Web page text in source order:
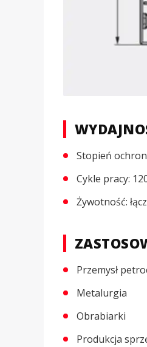
Stopień
Cykle pracy:
Żywotność:
Przemysł
Metalurgia
Obrabiarki
Produkcja